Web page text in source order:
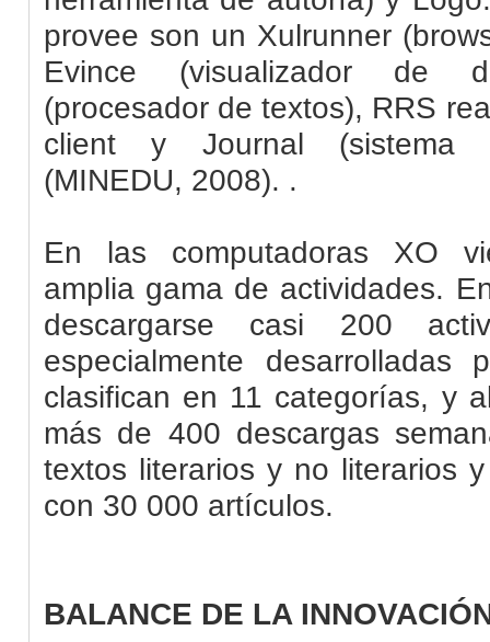
provee son un Xulrunner
Evince (visualizador de
(procesador de textos), RRS
client y Journal (sistema
(MINEDU, 2008). .
En las computadoras XO
amplia gama de actividades.
descargarse casi 200
especialmente
clasifican en 11 categorías, y
más de 400 descargas
textos literarios y no literarios
con 30 000 artículos.
BALANCE DE LA